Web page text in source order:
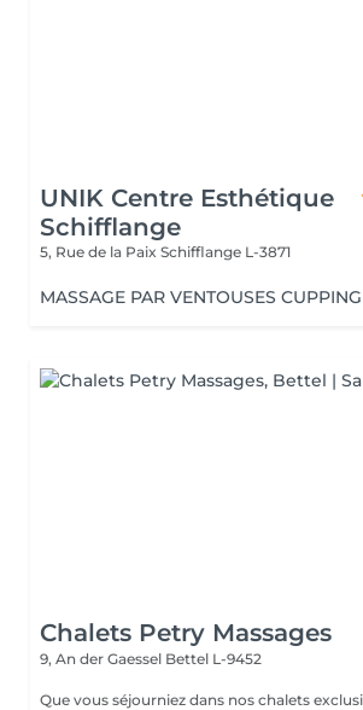
UNIK Centre Esthétique
Schifflange
5, Rue de la Paix Schifflange L-3871
MASSAGE PAR VENTOUSES CUPPING
Chalets Petry Massages
9, An der Gaessel Bettel L-9452
Que vous séjourniez dans nos chalets